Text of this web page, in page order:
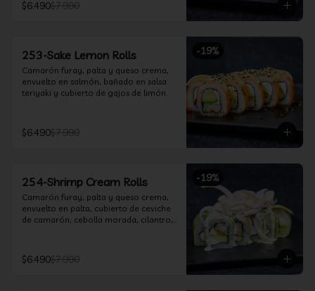
$6.490$7.990
-19%
253-Sake Lemon Rolls
Camarón furay, palta y queso crema,
envuelto en salmón, bañado en salsa
teriyaki y cubierto de gajos de limón.
$6.490$7.990
-19%
254-Shrimp Cream Rolls
Camarón furay, palta y queso crema,
envuelto en palta, cubierto de ceviche
de camarón, cebolla morada, cilantro,
$6.490$7.990